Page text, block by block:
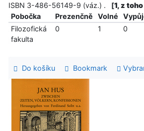
ISBN 3-486-56149-9 (váz.) .
[1, z
Pobočka
Prezenčně Volné
Filozofická
fakulta
0 1 0
Do košíku Bookmark